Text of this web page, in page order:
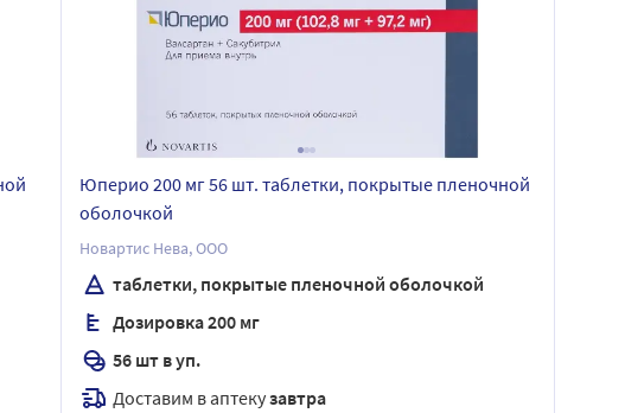
Юперио 200 мг 56 шт. таблетки, покрытые пленочной
оболочкой
Новартис Нева, ООО
таблетки, покрытые пленочной оболочкой
Дозировка 200 мг
56 шт в уп.
Доставим в аптекузавтра